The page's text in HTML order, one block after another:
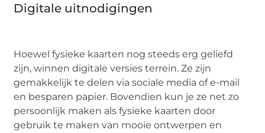
Digitale uitnodigingen
Hoewel fysieke kaarten nog steeds erg geliefd
zijn, winnen digitale versies terrein. Ze zijn
gemakkelijk te delen via sociale media of e-mail
en besparen papier. Bovendien kun je ze net zo
persoonlijk maken als fysieke kaarten door
gebruik te maken van mooie ontwerpen en